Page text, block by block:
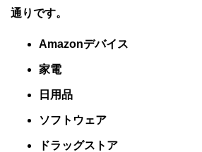
通りです。
Amazonデバイス
家電
日用品
ソフトウェア
ドラッグストア